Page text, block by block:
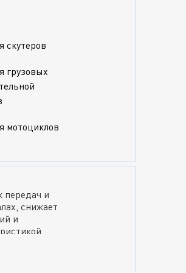
второе —
и
скутеров
грузовых
мотоциклов
передач и
снижает
и